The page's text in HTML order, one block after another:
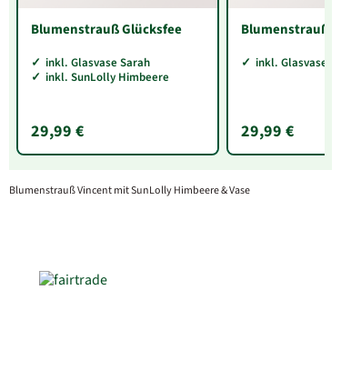
Blumenstrauß Glücksfee
inkl. Glasvase Sarah
inkl. SunLolly Himbeere
29,99 €
Blumenstrauß
inkl. Glasvase Pia
29,99 €
Blumenstrauß Vincent mit SunLolly Himbeere & Vase